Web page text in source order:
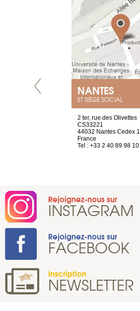
NANTES
ET SIÈGE SOCIAL
2 ter, rue des Olivettes
CS33221
44032 Nantes Cedex 1
France
Tel : +33 2 40 89 98 10
Rejoignez-nous sur
INSTAGRAM
Rejoignez-nous sur
FACEBOOK
Inscription
NEWSLETTER